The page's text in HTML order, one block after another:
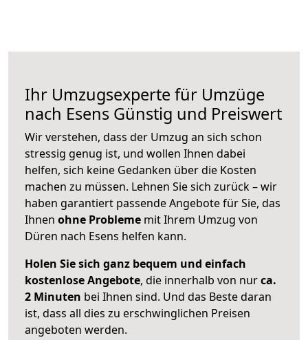
Ihr Umzugsexperte für Umzüge
nach Esens Günstig und Preiswert
Wir verstehen, dass der Umzug an sich schon
stressig genug ist, und wollen Ihnen dabei
helfen, sich keine Gedanken über die Kosten
machen zu müssen. Lehnen Sie sich zurück – wir
haben garantiert passende Angebote für Sie, das
Ihnen ohne Probleme mit Ihrem Umzug von
Düren nach Esens helfen kann.
Holen Sie sich ganz bequem und einfach
kostenlose Angebote, die innerhalb von nurca.
2 Minuten bei Ihnen sind. Und das Beste daran
ist, dass all dies zu erschwinglichen Preisen
angeboten werden.